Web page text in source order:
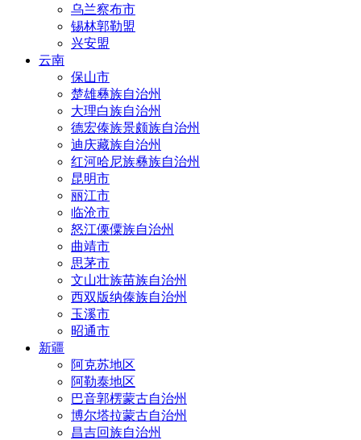
乌兰察布市
锡林郭勒盟
兴安盟
云南
保山市
楚雄彝族自治州
大理白族自治州
德宏傣族景颇族自治州
迪庆藏族自治州
红河哈尼族彝族自治州
昆明市
丽江市
临沧市
怒江傈僳族自治州
曲靖市
思茅市
文山壮族苗族自治州
西双版纳傣族自治州
玉溪市
昭通市
新疆
阿克苏地区
阿勒泰地区
巴音郭楞蒙古自治州
博尔塔拉蒙古自治州
昌吉回族自治州